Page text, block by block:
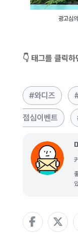
광고심
👇 태그를 클릭
와디즈
점심이벤트